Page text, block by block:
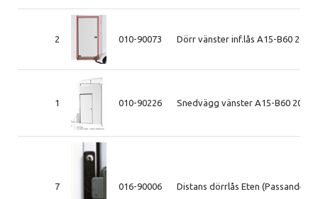
2 010-90073 Dörr vänster inf.lås A15-B60
1 010-90226 Snedvägg vänster A15-B60 2004-
7 016-90006 Distans dörrlås Eten (Passande